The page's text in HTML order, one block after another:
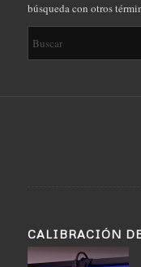
búsqueda con otros
CALIBRACIÓN